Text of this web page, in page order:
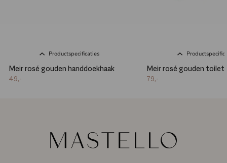
Productspecificaties
Meir rosé gouden handdoekhaak
49,-
Meir rosé gouden
79,-